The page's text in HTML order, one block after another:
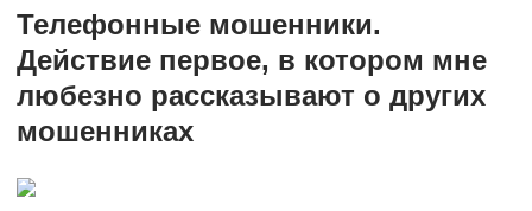
Телефонные мошенники.
Действие первое, в котором мне
любезно рассказывают о других
мошенниках